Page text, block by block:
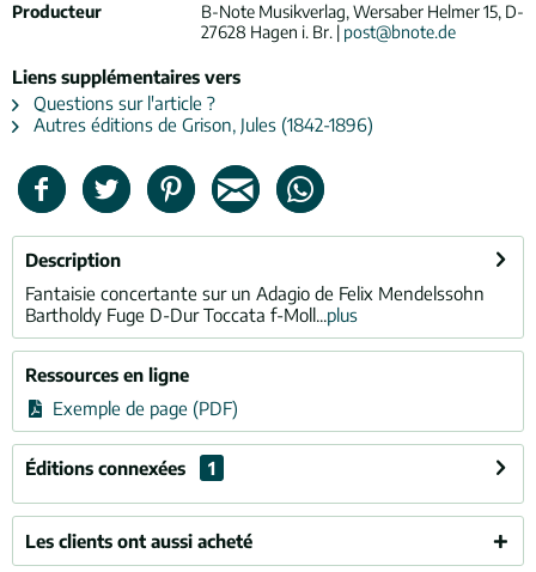
Producteur
B-Note Musikverlag, Wersaber Helmer 15, D-
27628 Hagen i. Br. | post@bnote.de
Liens supplémentaires vers
Questions sur l'article ?
Autres éditions de Grison, Jules (1842-1896)
Description
Fantaisie concertante sur un Adagio de Felix Mendelssohn
Bartholdy Fuge D-Dur Toccata f-Moll...plus
Ressources en ligne
Exemple de page (PDF)
Éditions connexées 1
Les clients ont aussi acheté